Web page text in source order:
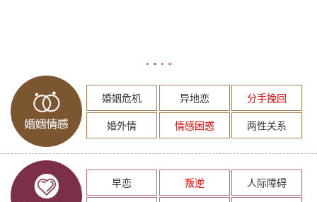
婚姻危机 异地恋
分手挽回
婚外情
情感困惑 两性关系
早恋 叛逆
人际障碍